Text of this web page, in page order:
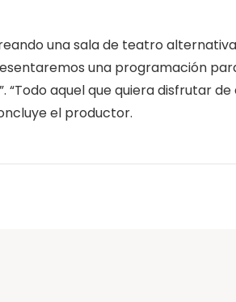
una sala de teatro
una programación
aquel que quiera disfrutar
el productor.